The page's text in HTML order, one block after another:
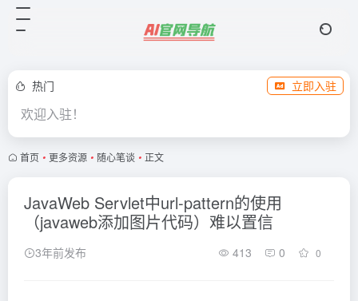
热门 立即入驻
欢迎入驻！
首页 • 更多资源 • 随心笔谈 • 正文
JavaWeb Servlet中url-pattern的使用
（javaweb添加图片代码）难以置信
3年前发布 413 0 0